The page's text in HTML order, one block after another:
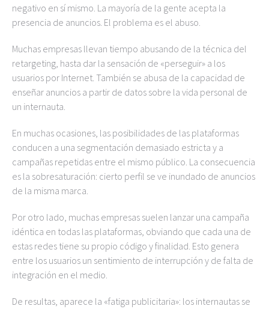
negativo en sí mismo. La mayoría de la gente acepta la
presencia de anuncios. El problema es el abuso.
Muchas empresas llevan tiempo abusando de la técnica del
retargeting, hasta dar la sensación de «perseguir» a los
usuarios por Internet. También se abusa de la capacidad de
enseñar anuncios a partir de datos sobre la vida personal de
un internauta.
En muchas ocasiones, las posibilidades de las plataformas
conducen a una segmentación demasiado estricta y a
campañas repetidas entre el mismo público. La consecuencia
es la sobresaturación: cierto perfil se ve inundado de anuncios
de la misma marca.
Por otro lado, muchas empresas suelen lanzar una campaña
idéntica en todas las plataformas, obviando que cada una de
estas redes tiene su propio código y finalidad. Esto genera
entre los usuarios un sentimiento de interrupción y de falta de
integración en el medio.
De resultas, aparece la «fatiga publicitaria»: los internautas se